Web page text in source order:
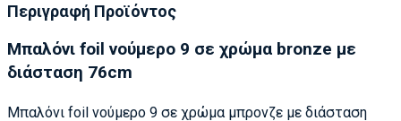
Περιγραφή Προϊόντος
Μπαλόνι foil νούμερο 9 σε χρώμα bronze με
διάσταση 76cm
Μπαλόνι foil νούμερο 9 σε χρώμα μπρονζε με διάσταση